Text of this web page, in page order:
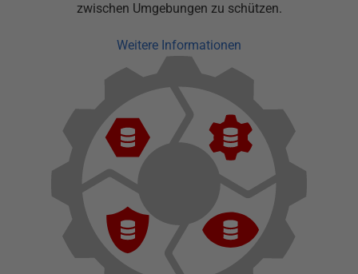
zwischen Umgebungen zu schützen.
Weitere Informationen